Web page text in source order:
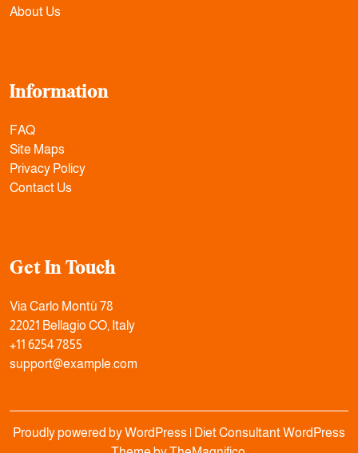
About Us
Information
FAQ
Site Maps
Privacy Policy
Contact Us
Get In Touch
Via Carlo Montù 78
22021 Bellagio CO, Italy
+11 6254 7855
support@example.com
Proudly powered by WordPress | Diet Consultant WordPress